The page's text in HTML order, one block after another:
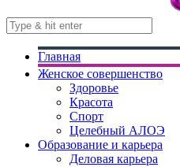
Главная
Женское совершенство
Здоровье
Красота
Спорт
Целебный АЛОЭ
Образование и карьера
Деловая карьера